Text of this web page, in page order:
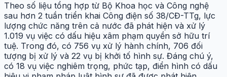
Theo số liệu tổng hợp từ Bộ Khoa học và Công nghệ
sau hơn 2 tuần triển khai Công điện số 38/CĐ-TTg, lực
lượng chức năng trên cả nước đã phát hiện và xử lý
1.019 vụ việc có dấu hiệu xâm phạm quyền sở hữu trí
tuệ. Trong đó, có 756 vụ xử lý hành chính, 706 đối
tượng bị xử lý và 22 vụ bị khởi tố hình sự. Đáng chú ý,
có 18 vụ việc nghiêm trọng, phức tạp, điển hình có dấu